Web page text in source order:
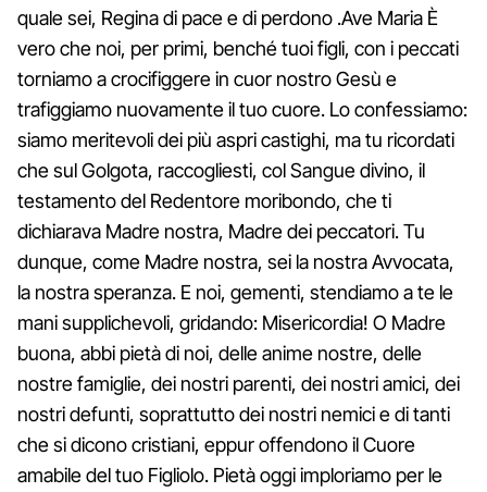
quale sei, Regina di pace e di perdono .Ave Maria È
vero che noi, per primi, benché tuoi figli, con i peccati
torniamo a crocifiggere in cuor nostro Gesù e
trafiggiamo nuovamente il tuo cuore. Lo confessiamo:
siamo meritevoli dei più aspri castighi, ma tu ricordati
che sul Golgota, raccogliesti, col Sangue divino, il
testamento del Redentore moribondo, che ti
dichiarava Madre nostra, Madre dei peccatori. Tu
dunque, come Madre nostra, sei la nostra Avvocata,
la nostra speranza. E noi, gementi, stendiamo a te le
mani supplichevoli, gridando: Misericordia! O Madre
buona, abbi pietà di noi, delle anime nostre, delle
nostre famiglie, dei nostri parenti, dei nostri amici, dei
nostri defunti, soprattutto dei nostri nemici e di tanti
che si dicono cristiani, eppur offendono il Cuore
amabile del tuo Figliolo. Pietà oggi imploriamo per le